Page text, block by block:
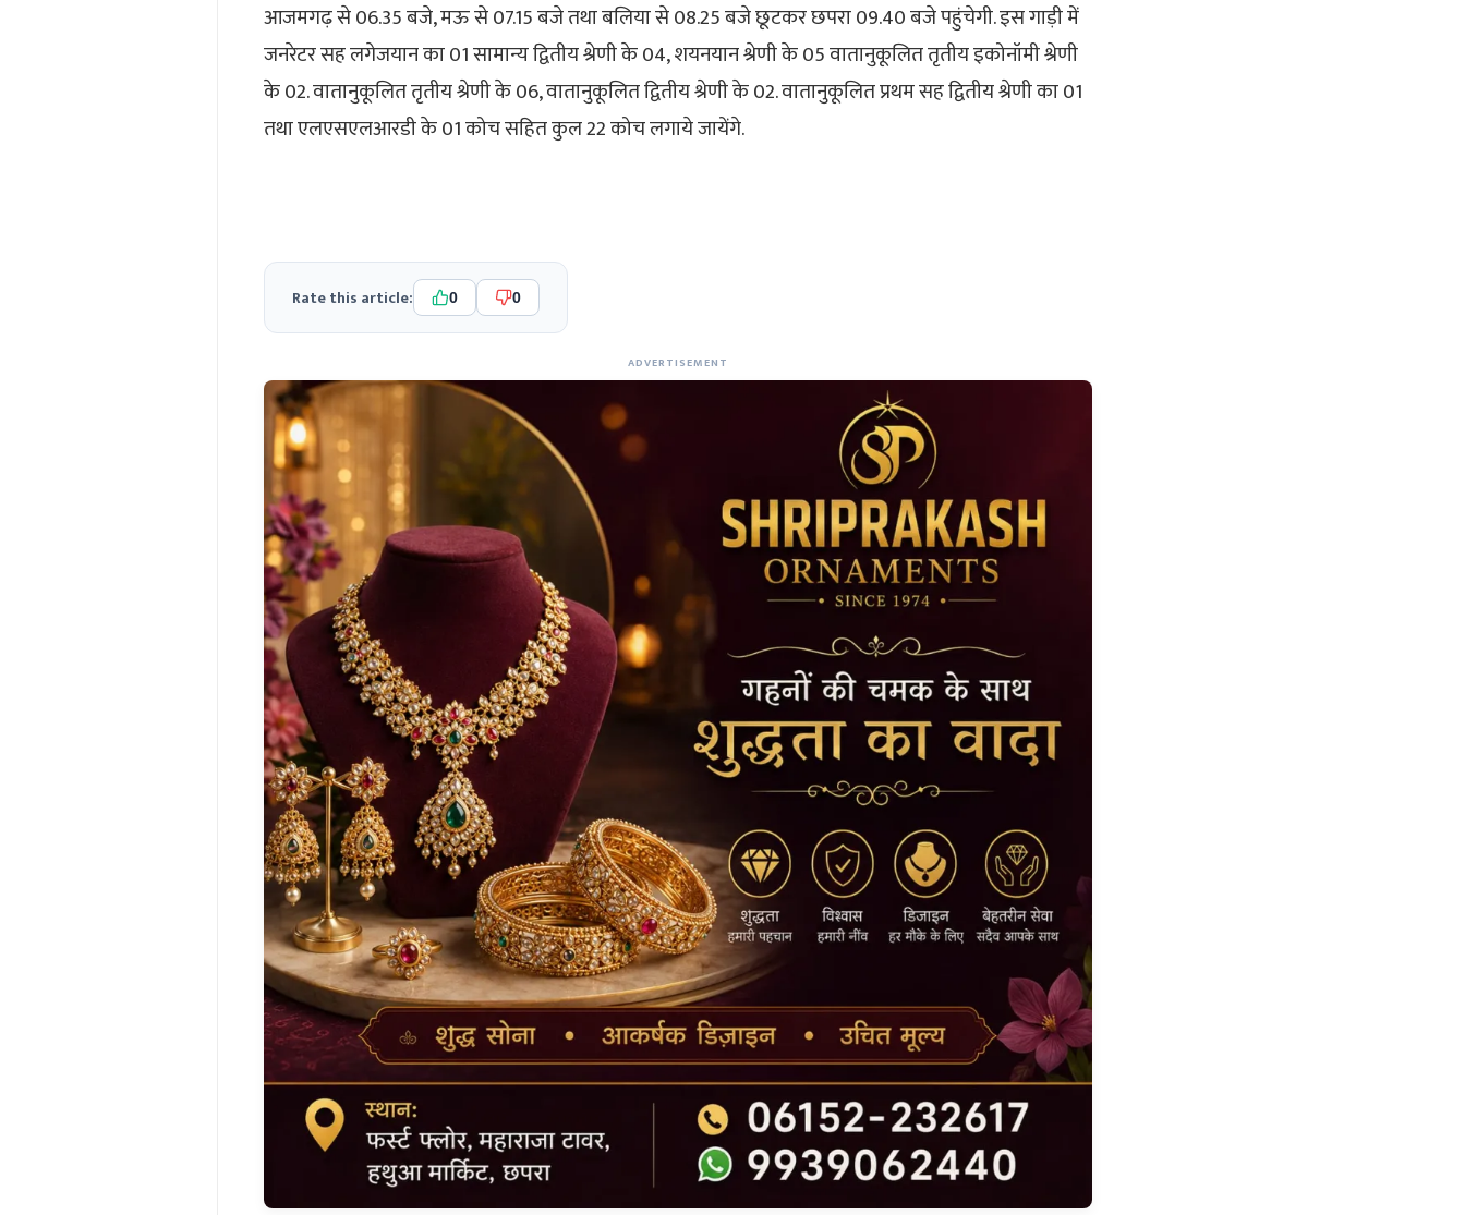
आजमगढ़ से 06.35 बजे, मऊ से 07.15 बजे तथा बलिया से 08.25 बजे छूटकर छपरा 09.40 बजे पहुंचेगी. इस गाड़ी में
जनरेटर सह लगेजयान का 01 सामान्य द्वितीय श्रेणी के 04, शयनयान श्रेणी के 05 वातानुकूलित तृतीय इकोनॉमी श्रेणी
के 02. वातानुकूलित तृतीय श्रेणी के 06, वातानुकूलित द्वितीय श्रेणी के 02. वातानुकूलित प्रथम सह द्वितीय श्रेणी का 01
तथा एलएसएलआरडी के 01 कोच सहित कुल 22 कोच लगाये जायेंगे.
Rate this article: 0 0
ADVERTISEMENT